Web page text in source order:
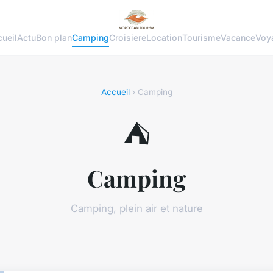
ActuBon planCampingCroisiereLocationTourismeVacance
Accueil› Camping
⛺
Camping
Camping, plein air et nature